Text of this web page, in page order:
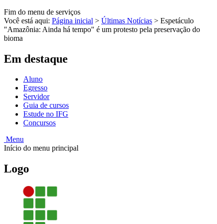
Fim do menu de serviços
Você está aqui: Página inicial > Últimas Notícias > Espetáculo
"Amazônia: Ainda há tempo" é um protesto pela preservação do
bioma
Em destaque
Aluno
Egresso
Servidor
Guia de cursos
Estude no IFG
Concursos
Menu
Início do menu principal
Logo